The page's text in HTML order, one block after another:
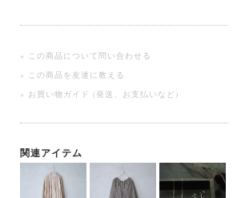
» この商品について問い合わせる
» この商品を友達に教える
» お買い物ガイド (発送、お支払いなど)
関連アイテム